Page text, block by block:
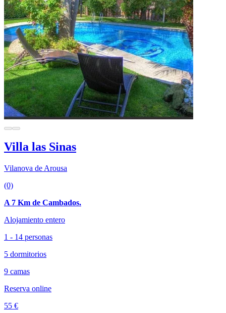
Villa las Sinas
Vilanova de Arousa
(0)
A 7 Km de Cambados.
Alojamiento entero
1 - 14 personas
5 dormitorios
9 camas
Reserva online
55 €